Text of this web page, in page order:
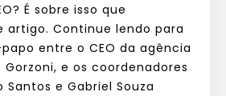
É sobre isso que
artigo. Continue lendo para
entre o CEO da agência
Gorzoni, e os coordenadores
Santos e Gabriel Souza